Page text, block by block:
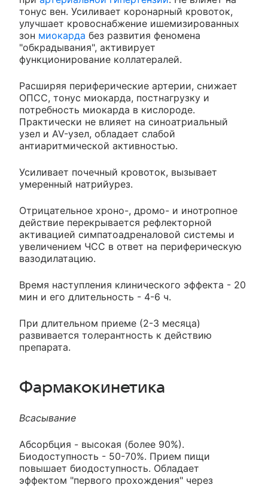
тонус вен. Усиливает коронарный кровоток,
улучшает кровоснабжение ишемизированных
зон миокарда без развития феномена
"обкрадывания", активирует
функционирование коллатералей.
Расширяя периферические артерии, снижает
ОПСС, тонус миокарда, постнагрузку и
потребность миокарда в кислороде.
Практически не влияет на синоатриальный
узел и AV-узел, обладает слабой
антиаритмической активностью.
Усиливает почечный кровоток, вызывает
умеренный натрийурез.
Отрицательное хроно-, дромо- и инотропное
действие перекрывается рефлекторной
активацией симпатоадреналовой системы и
увеличением ЧСС в ответ на периферическую
вазодилатацию.
Время наступления клинического эффекта - 20
мин и его длительность - 4-6 ч.
При длительном приеме (2-3 месяца)
развивается толерантность к действию
препарата.
Фармакокинетика
Всасывание
Абсорбция - высокая (более 90%).
Биодоступность - 50-70%. Прием пищи
повышает биодоступность. Обладает
эффектом "первого прохождения" через